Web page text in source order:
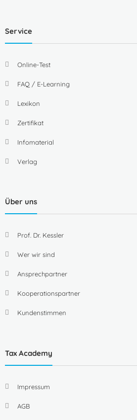
Service
Online-Test
FAQ / E-Learning
Lexikon
Zertifikat
Infomaterial
Verlag
Über uns
Prof. Dr. Kessler
Wer wir sind
Ansprechpartner
Kooperationspartner
Kundenstimmen
Tax Academy
Impressum
AGB